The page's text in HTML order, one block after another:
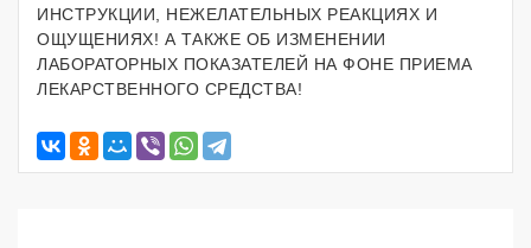
ИНСТРУКЦИИ, НЕЖЕЛАТЕЛЬНЫХ РЕАКЦИЯХ И
ОЩУЩЕНИЯХ! А ТАКЖЕ ОБ ИЗМЕНЕНИИ
ЛАБОРАТОРНЫХ ПОКАЗАТЕЛЕЙ НА ФОНЕ ПРИЕМА
ЛЕКАРСТВЕННОГО СРЕДСТВА!